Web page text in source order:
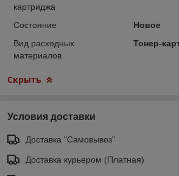
картриджа
Состояние
Новое
Вид расходных
материалов
Тонер-
Скрыть
Условия доставки
Доставка "Самовывоз"
Доставка курьером (Платная)